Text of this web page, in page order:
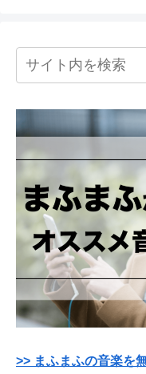
>> まふまふの音楽を